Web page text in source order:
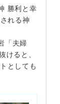
勝利と幸
れる神
「夫婦
けると、
としても